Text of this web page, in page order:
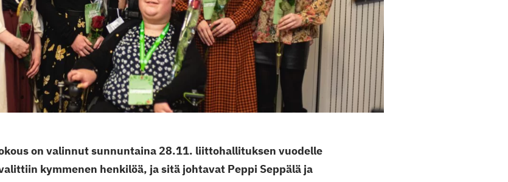
on valinnut sunnuntaina 28.11. liittohallituksen vuodelle
kymmenen henkilöä, ja sitä johtavat Peppi Seppälä ja